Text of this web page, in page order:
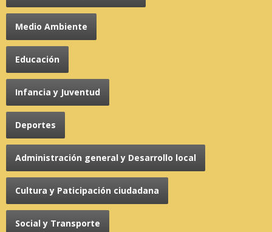
Medio Ambiente
Educación
Infancia y Juventud
Deportes
Administración general y Desarrollo local
Cultura y Paticipación ciudadana
Social y Transporte